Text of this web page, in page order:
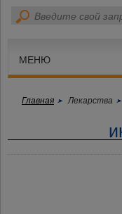
МЕНЮ
Главная Лекарства